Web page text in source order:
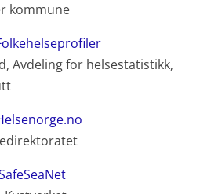
kommune
Avdeling for helsestatistikk,